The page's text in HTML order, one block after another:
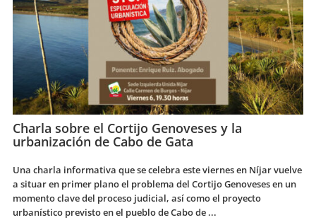
Charla sobre el Cortijo Genoveses y la
urbanización de Cabo de Gata
Una charla informativa que se celebra este viernes en Níjar vuelve
a situar en primer plano el problema del Cortijo Genoveses en un
momento clave del proceso judicial, así como el proyecto
urbanístico previsto en el pueblo de Cabo de ...